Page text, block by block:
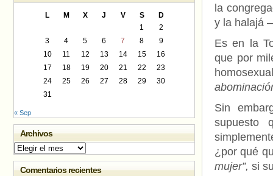
la
y la halajá
Es en la
que por
Sin
supuesto
¿por qué
mujer”, si
L M X J V S
D
1
2
3
4 5 6 7 8
9
10
11 12 13 14 15
16
17
18 19 20 21 22
23
24
25 26 27 28 29
30
31
« Sep
Archivos
Archivos
Comentarios recientes